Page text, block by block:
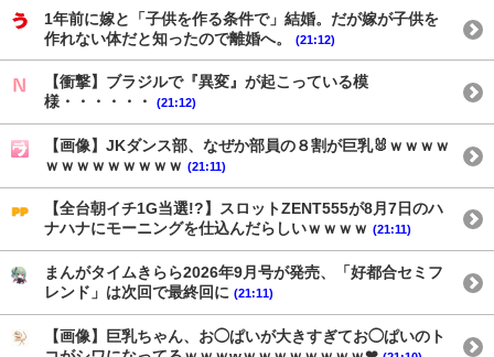
1年前に嫁と「子供を作る条件で」結婚。だが嫁が子供を
作れない体だと知ったので離婚へ。
(21:12)
【衝撃】ブラジルで『異変』が起こっている模
様・・・・・・
(21:12)
【画像】JKダンス部、なぜか部員の８割が巨乳🐰ｗｗｗｗ
ｗｗｗｗｗｗｗｗｗ (21:11)
【全台朝イチ1G当選!?】スロットZENT555が8月7日のハ
ナハナにモーニングを仕込んだらしいｗｗｗｗ (21:11)
まんがタイムきらら2026年9月号が発売、「好都合セミフ
レンド」は次回で最終回に (21:11)
【画像】巨乳ちゃん、お◯ぱいが大きすぎてお◯ぱいのト